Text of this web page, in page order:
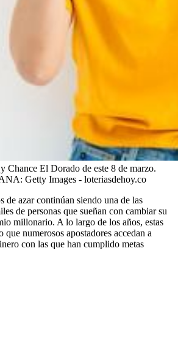
Chance El Dorado de este 8 de marzo.
Getty Images - loteriasdehoy.co
de azar continúan siendo una de las
de personas que sueñan con cambiar su
millonario. A lo largo de los años, estas
numerosos apostadores accedan a
con las que han cumplido metas